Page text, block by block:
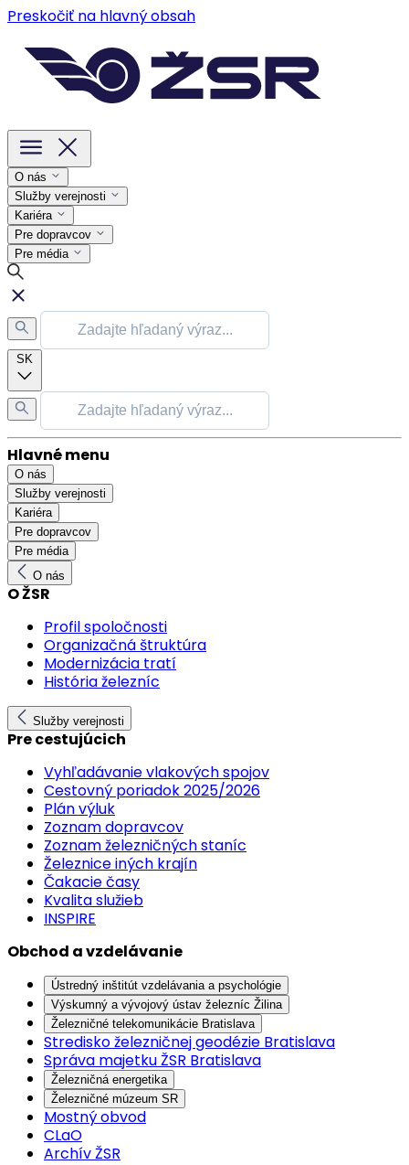
Preskočiť na hlavný obsah
O nás
Služby verejnosti
Kariéra
Pre dopravcov
Pre média
SK
Hlavné menu
O nás
Služby verejnosti
Kariéra
Pre dopravcov
Pre média
O nás
O ŽSR
Profil spoločnosti
Organizačná štruktúra
Modernizácia tratí
História železníc
Služby verejnosti
Pre cestujúcich
Vyhľadávanie vlakových spojov
Cestovný poriadok 2025/2026
Plán výluk
Zoznam dopravcov
Zoznam železničných staníc
Železnice iných krajín
Čakacie časy
Kvalita služieb
INSPIRE
Obchod a vzdelávanie
Ústredný inštitút vzdelávania a psychológie
Výskumný a vývojový ústav železníc Žilina
Železničné telekomunikácie Bratislava
Stredisko železničnej geodézie Bratislava
Správa majetku ŽSR Bratislava
Železničná energetika
Železničné múzeum SR
Mostný obvod
CLaO
Archív ŽSR